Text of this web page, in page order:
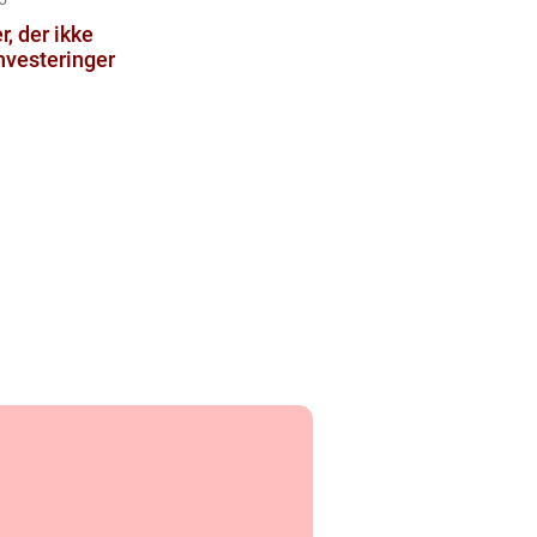
der ikke